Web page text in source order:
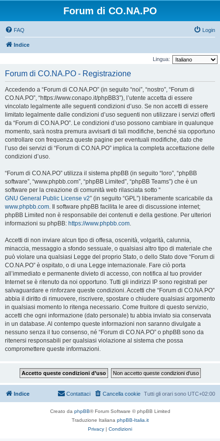
Forum di CO.NA.PO
FAQ Login
Indice
Lingua:
Forum di CO.NA.PO - Registrazione
Accedendo a “Forum di CO.NA.PO” (in seguito “noi”, “nostro”, “Forum di
CO.NA.PO”, “https://www.conapo.it/phpBB3”), l’utente accetta di essere
vincolato legalmente alle seguenti condizioni d’uso. Se non accetti di essere
limitato legalmente dalle condizioni d’uso seguenti non utilizzare i servizi offerti
da “Forum di CO.NA.PO”. Le condizioni d’uso possono cambiare in qualunque
momento, sarà nostra premura avvisarti di tali modifiche, benché sia opportuno
controllare con frequenza queste pagine per eventuali modifiche, dato che
l’uso dei servizi di “Forum di CO.NA.PO” implica la completa accettazione delle
condizioni d’uso.
“Forum di CO.NA.PO” utilizza il sistema phpBB (in seguito “loro”, “phpBB
software”, “www.phpbb.com”, “phpBB Limited”, “phpBB Teams”) che è un
software per la creazione di comunità web rilasciata sotto “
GNU General Public License v2” (in seguito “GPL”) liberamente scaricabile da
www.phpbb.com. Il software phpBB facilita le aree di discussione internet;
phpBB Limited non è responsabile dei contenuti e della gestione. Per ulteriori
informazioni su phpBB: https://www.phpbb.com.
Accetti di non inviare alcun tipo di offesa, oscenità, volgarità, calunnia,
minaccia, messaggio a sfondo sessuale, o qualsiasi altro tipo di materiale che
può violare una qualsiasi Legge del proprio Stato, o dello Stato dove “Forum di
CO.NA.PO” è ospitato, o di una Legge internazionale. Fare ciò porta
all’immediato e permanente divieto di accesso, con notifica al tuo provider
Internet se è ritenuto da noi opportuno. Tutti gli indirizzi IP sono registrati per
salvaguardare e rinforzare queste condizioni. Accetti che “Forum di CO.NA.PO”
abbia il diritto di rimuovere, riscrivere, spostare o chiudere qualsiasi argomento
in qualsiasi momento lo ritenga necessario. Come fruitore di questo servizio,
accetti che ogni informazione (dato personale) tu abbia inviato sia conservata
in un database. Al contempo queste informazioni non saranno divulgate a
nessuno senza il tuo consenso, né “Forum di CO.NA.PO” o phpBB sono da
ritenersi responsabili per qualsiasi violazione al sistema che possa
compromettere queste informazioni.
Indice Tutti gli orari sono UTC+02:00
Cancella cookie
Contattaci
Creato da phpBB® Forum Software © phpBB Limited
Traduzione Italiana phpBB-Italia.it
Privacy | Condizioni